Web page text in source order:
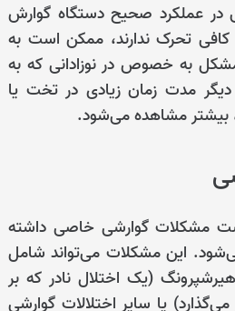
در عملکرد صحیح دستگاه گوارش
کافی تحرک ندارند، ممکن است به
به خصوص در نوزادانی که به
مدت زمان زیادی در تخت یا
بیشتر مشاهده می‌شود.
مشکلات گوارشی خاصی داشته
این مشکلات می‌تواند شامل
هیرشپرونگ (یک اختلال نادر که بر
یا سایر اختلالات گوارشی